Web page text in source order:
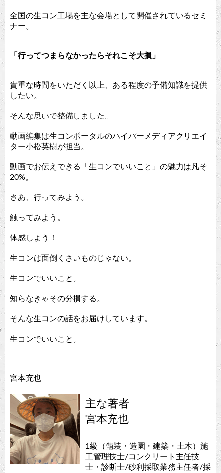
全国の生コン工場を主な会場として開催されているセミ
ナー。
「行ってつまらなかったらそれこそ大損」
貴重な時間をいただく以上、ある程度の予備知識を提供
したい。
そんな思いで整備しました。
動画編集は生コンポータルのハイパーメディアクリエイ
ター小松英樹が担当。
動画でお伝えできる「生コンでいいこと」の魅力は凡そ
20%。
さあ、行ってみよう。
触ってみよう。
体感しよう！
生コンは面倒くさいものじゃない。
生コンでいいこと。
知らなきゃその分損する。
そんな生コンの話をお届けしています。
生コンでいいこと。
宮本充也
主な著者
宮本充也
1級（舗装・造園・建築・土木）施
工管理技士/コンクリート主任技
士・診断士/砂利採取業務主任者/採